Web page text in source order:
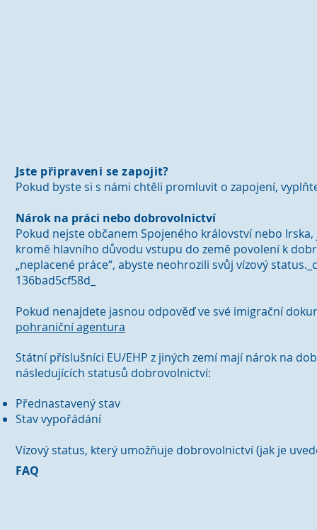
Jste připraveni se zapojit?
Pokud byste si s námi chtěli promluvit o zapojení,
Nárok na práci nebo dobrovolnictví
Pokud nejste občanem Spojeného království nebo
kromě hlavního důvodu vstupu do země povolení k
„neplacené práce“, abyste neohrozili svůj vízový
136bad5cf58d_
Pokud nenajdete jasnou odpověď ve své imigrační
pohraniční agentura
Státní příslušníci EU/EHP z jiných zemí mají nárok na
následujících statusů dobrovolnictví:
Přednastavený stav
Stav vypořádání
Vízový status, který umožňuje dobrovolnictví (jak je
FAQ